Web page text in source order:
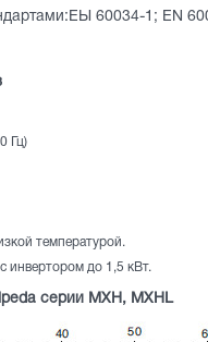
60034-1; EN
Гц)
температурой.
инвертором до 1,5 кВт.
серии MXH, MXHL